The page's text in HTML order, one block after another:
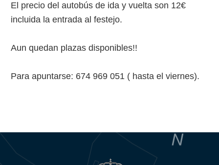
El precio del autobús de ida y vuelta son 12€
incluida la entrada al festejo.
Aun quedan plazas disponibles!!
Para apuntarse: 674 969 051 ( hasta el viernes).